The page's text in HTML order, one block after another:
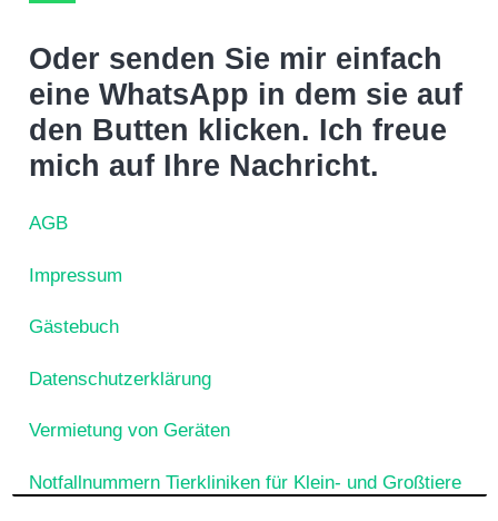
Oder senden Sie mir einfach
eine WhatsApp in dem sie auf
den Butten klicken. Ich freue
mich auf Ihre Nachricht.
AGB
Impressum
Gästebuch
Datenschutzerklärung
Vermietung von Geräten
Notfallnummern Tierkliniken für Klein- und Großtiere